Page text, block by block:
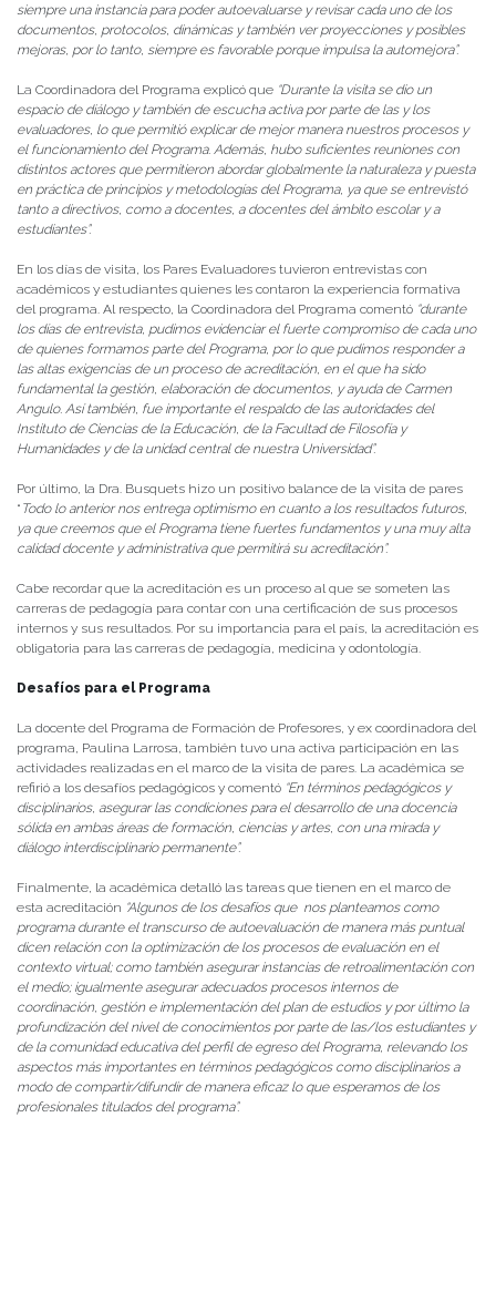
siempre una instancia para poder autoevaluarse y revisar cada uno de los
documentos, protocolos, dinámicas y también ver proyecciones y posibles
mejoras, por lo tanto, siempre es favorable porque impulsa la automejora”.
La Coordinadora del Programa explicó que “Durante la visita se dio un
espacio de diálogo y también de escucha activa por parte de las y los
evaluadores, lo que permitió explicar de mejor manera nuestros procesos y
el funcionamiento del Programa. Además, hubo suficientes reuniones con
distintos actores que permitieron abordar globalmente la naturaleza y puesta
en práctica de principios y metodologías del Programa, ya que se entrevistó
tanto a directivos, como a docentes, a docentes del ámbito escolar y a
estudiantes”.
En los días de visita, los Pares Evaluadores tuvieron entrevistas con
académicos y estudiantes quienes les contaron la experiencia formativa
del programa. Al respecto, la Coordinadora del Programa comentó “durante
los días de entrevista, pudimos evidenciar el fuerte compromiso de cada uno
de quienes formamos parte del Programa, por lo que pudimos responder a
las altas exigencias de un proceso de acreditación, en el que ha sido
fundamental la gestión, elaboración de documentos, y ayuda de Carmen
Angulo. Así también, fue importante el respaldo de las autoridades del
Instituto de Ciencias de la Educación, de la Facultad de Filosofía y
Humanidades y de la unidad central de nuestra Universidad”.
Por último, la Dra. Busquets hizo un positivo balance de la visita de pares
“ Todo lo anterior nos entrega optimismo en cuanto a los resultados futuros,
ya que creemos que el Programa tiene fuertes fundamentos y una muy alta
calidad docente y administrativa que permitirá su acreditación”.
Cabe recordar que la acreditación es un proceso al que se someten las
carreras de pedagogía para contar con una certificación de sus procesos
internos y sus resultados. Por su importancia para el país, la acreditación es
obligatoria para las carreras de pedagogía, medicina y odontología.
Desafíos para el Programa
La docente del Programa de Formación de Profesores, y ex coordinadora del
programa, Paulina Larrosa, también tuvo una activa participación en las
actividades realizadas en el marco de la visita de pares. La académica se
refirió a los desafíos pedagógicos y comentó “En términos pedagógicos y
disciplinarios, asegurar las condiciones para el desarrollo de una docencia
sólida en ambas áreas de formación, ciencias y artes, con una mirada y
diálogo interdisciplinario permanente”.
Finalmente, la académica detalló las tareas que tienen en el marco de
esta acreditación “Algunos de los desafíos que nos planteamos como
programa durante el transcurso de autoevaluación de manera más puntual
dicen relación con la optimización de los procesos de evaluación en el
contexto virtual; como también asegurar instancias de retroalimentación con
el medio; igualmente asegurar adecuados procesos internos de
coordinación, gestión e implementación del plan de estudios y por último la
profundización del nivel de conocimientos por parte de las/los estudiantes y
de la comunidad educativa del perfil de egreso del Programa, relevando los
aspectos más importantes en términos pedagógicos como disciplinarios a
modo de compartir/difundir de manera eficaz lo que esperamos de los
profesionales titulados del programa”.